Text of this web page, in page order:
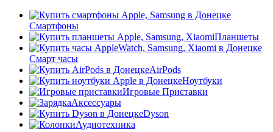
Смартфоны
Планшеты
Смарт часы
AirPods
Ноутбуки
Игровые Приставки
Аксессуары
Dyson
Аудиотехника